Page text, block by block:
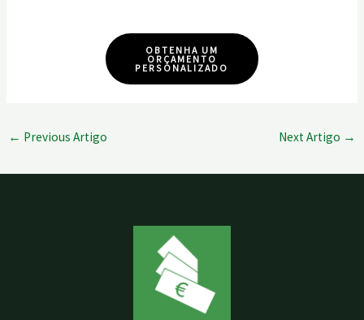
OBTENHA UM
ORÇAMENTO
PERSONALIZADO
← Previous Artigo Next Artigo →